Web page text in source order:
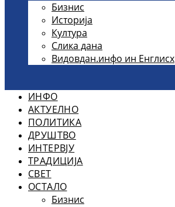
Бизнис
Историја
Култура
Слика дана
Видовдан.инфо ин Енглисх
ИНФО
АКТУЕЛНО
ПОЛИТИКА
ДРУШТВО
ИНТЕРВЈУ
ТРАДИЦИЈА
СВЕТ
ОСТАЛО
Бизнис